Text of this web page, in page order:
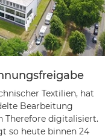
Textilien, hat
Bearbeitung
Therefore digitalisiert.
so heute binnen 24